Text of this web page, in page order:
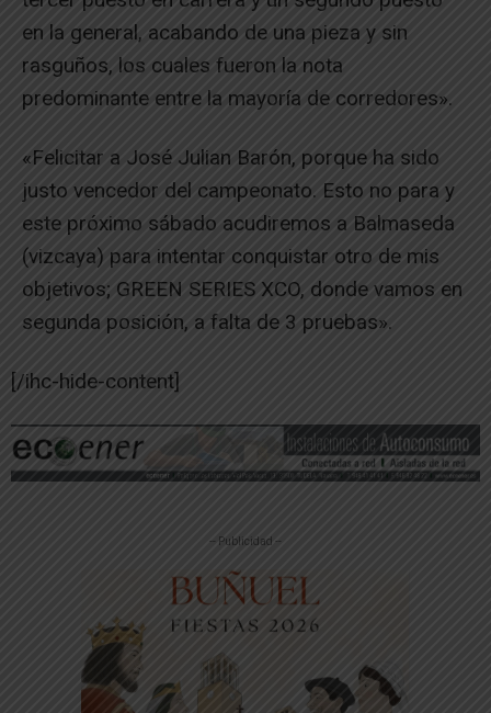
en la general, acabando de una pieza y sin
rasguños, los cuales fueron la nota
predominante entre la mayoría de corredores».
«Felicitar a José Julian Barón, porque ha sido
justo vencedor del campeonato. Esto no para y
este próximo sábado acudiremos a Balmaseda
(vizcaya) para intentar conquistar otro de mis
objetivos; GREEN SERIES XCO, donde vamos en
segunda posición, a falta de 3 pruebas».
[/ihc-hide-content]
-- Publicidad --